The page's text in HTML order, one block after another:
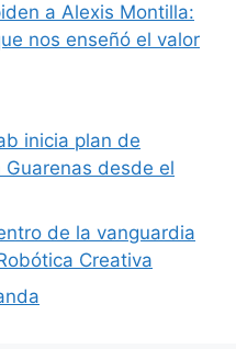
a Alexis Montilla:
nos enseñó el valor
inicia plan de
desde el
de la vanguardia
Creativa